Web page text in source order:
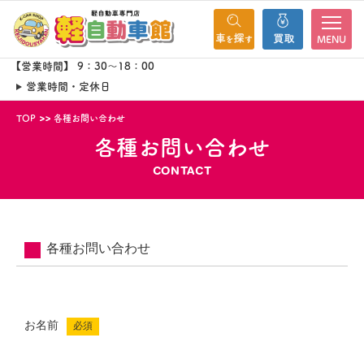
MENU
【営業時間】 9：30～18：00
営業時間・定休日
TOP 各種お問い合わせ
各種お問い合わせ
CONTACT
各種お問い合わせ
お名前 必須